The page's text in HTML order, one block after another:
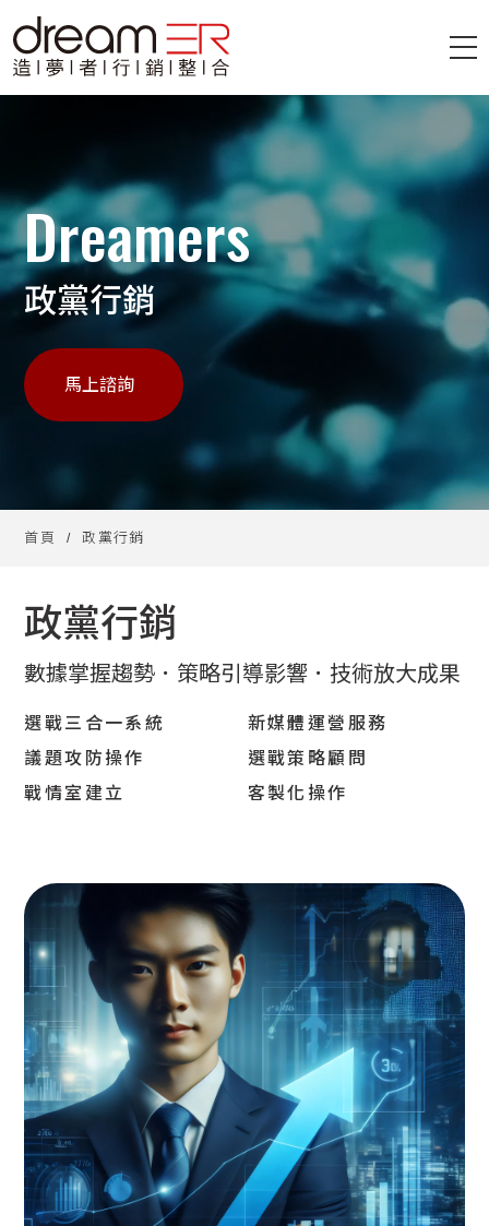
Dreamers
政黨行銷
馬上諮詢
首頁 政黨行銷
政黨行銷
數據掌握趨勢．策略引導影響．技術放大成果
選戰三合一系統
新媒體運營服務
議題攻防操作
選戰策略顧問
戰情室建立
客製化操作